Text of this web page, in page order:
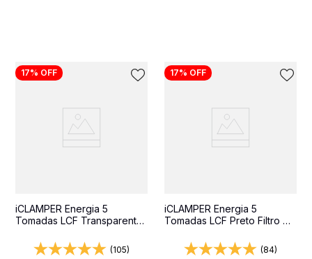
17% OFF
iCLAMPER Energia 5
Tomadas LCF Transparente
Elétrico DPS Bivolt
(105)
17% OFF
iCLAMPER Energia 5
Tomadas LCF Preto Filtro de
DPS Bivolt
(84)
9º
mobi box